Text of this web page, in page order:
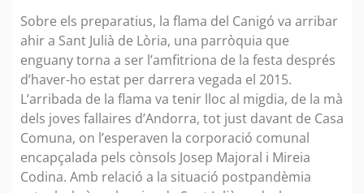
Sobre els preparatius, la flama del Canigó va arribar
ahir a Sant Julià de Lòria, una parròquia que
enguany torna a ser l’amfitriona de la festa després
d’haver-ho estat per darrera vegada el 2015.
L’arribada de la flama va tenir lloc al migdia, de la mà
dels joves fallaires d’Andorra, tot just davant de Casa
Comuna, on l’esperaven la corporació comunal
encapçalada pels cònsols Josep Majoral i Mireia
Codina. Amb relació a la situació postpandèmia